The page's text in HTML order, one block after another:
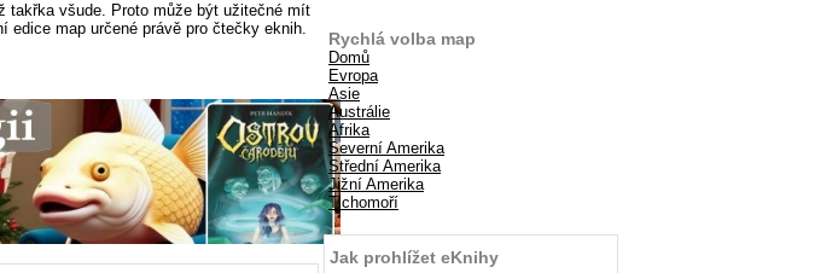
takřka všude. Proto může být užitečné mít
map určené právě pro čtečky eknih.
Rychlá volba map
Domů
Evropa
Asie
Austrálie
Afrika
Severní Amerika
Střední Amerika
Jižní Amerika
Tichomoří
Jak prohlížet eKnihy